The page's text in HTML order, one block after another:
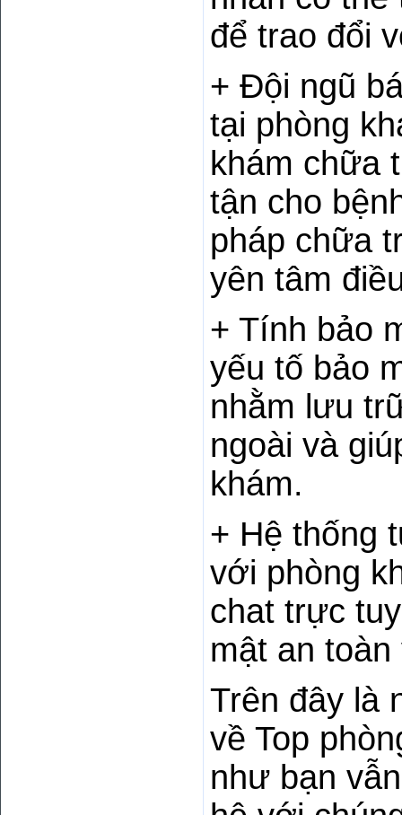
để trao đổi
+ Đội ngũ
tại phòng
khám chữa
tận cho
pháp chữa
yên tâm
+ Tính bảo
yếu tố bảo
nhằm lưu
ngoài và
khám.
+ Hệ thống
với phòng
chat trực
mật an
Trên đây là
về Top
như bạn